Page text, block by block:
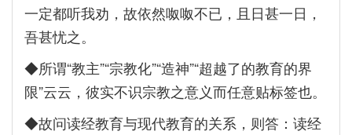
一定都听我劝，故依然呶呶不已，且日甚一日，
吾甚忧之。
◆所谓“教主”“宗教化”“造神”“超越了的教育的界
限”云云，彼实不识宗教之意义而任意贴标签也。
◆故问读经教育与现代教育的关系，则答：读经